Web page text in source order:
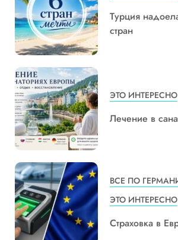
Турция
стран
ЭТО ИНТЕРЕСНО
Лечение в
ВСЕ ПО
ЭТО ИНТЕРЕСНО
Страховка в